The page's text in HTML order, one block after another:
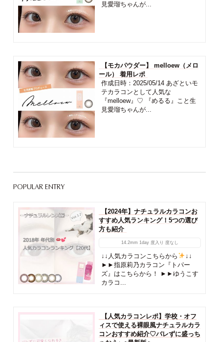
見愛瑠ちゃんが...
【モカパウダー】 melloew（メロ
ール） 着用レポ
作成日時：2025/05/14 あざといモ
テカラコンとして人気な
『melloew』♡ 『めるる』こと生
見愛瑠ちゃんが...
POPULAR ENTRY
【2024年】ナチュラルカラコンお
すすめ人気ランキング！5つの選び
方も紹介
14.2mm 1day 度入り 度なし
↓↓人気カラコンこちらから
↓↓
►►指原莉乃カラコン『トパー
ズ』はこちらから！ ►►ゆうこす
カラコ...
【人気カラコンレポ】学校・オフ
ィスで使える裸眼風ナチュラルカラ
コンおすすめ紹介♡バレずに盛っち